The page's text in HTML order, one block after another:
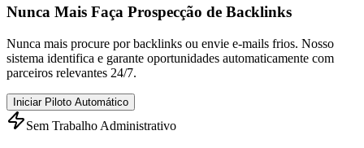
Nunca Mais Faça Prospecção de Backlinks
Nunca mais procure por backlinks ou envie e-mails frios. Nosso
sistema identifica e garante oportunidades automaticamente com
parceiros relevantes 24/7.
Iniciar Piloto Automático
Sem Trabalho Administrativo